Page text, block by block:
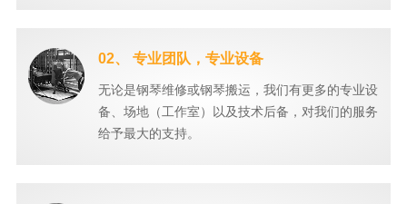
02、 专业团队，专业设备
无论是钢琴维修或钢琴搬运，我们有更多的专业设
备、场地（工作室）以及技术后备，对我们的服务
给予最大的支持。